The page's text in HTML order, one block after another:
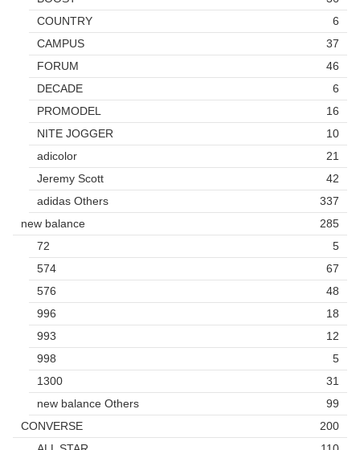
COUNTRY
6
CAMPUS
37
FORUM
46
DECADE
6
PROMODEL
16
NITE JOGGER
10
adicolor
21
Jeremy Scott
42
adidas Others
337
new balance
285
72
5
574
67
576
48
996
18
993
12
998
5
1300
31
new balance Others
99
CONVERSE
200